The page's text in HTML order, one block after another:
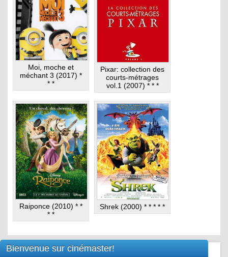
Moi, moche et
méchant 3 (2017) *
* *
Pixar: collection des
courts-métrages
vol.1 (2007) * * *
Raiponce (2010) * *
* *
Shrek (2000) * * * * *
Bienvenue sur cinémaster!